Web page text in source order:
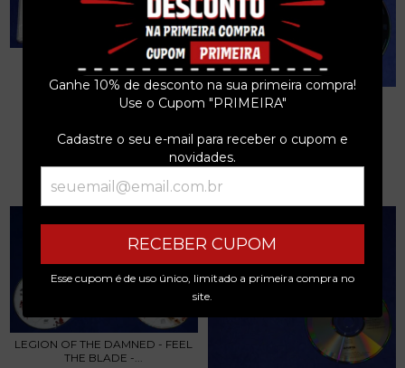
Ganhe 10% de desconto na sua primeira compra!
Use o Cupom "PRIMEIRA"
Cadastre o seu e-mail para receber o cupom e
novidades.
RECEBER CUPOM
Esse cupom é de uso único, limitado a primeira compra no
site.
BON JOVI - SOMETHING FOR
THE PAIN - CD S...
R$212,49
ALICE COOPER - IT'S ME - CD
SINGLE...
3 x deR$22,66 sem juros
LEGION OF THE DAMNED - FEEL
THE BLADE -...